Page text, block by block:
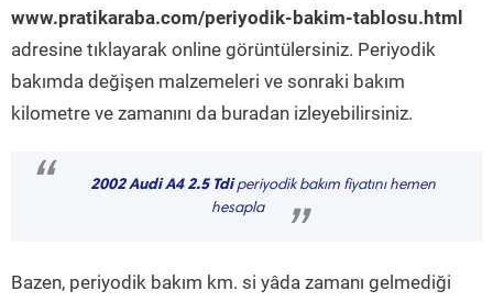
www.pratikaraba.com/periyodik-bakim-tablosu.html
adresine tıklayarak online görüntülersiniz. Periyodik
bakımda değişen malzemeleri ve sonraki bakım
kilometre ve zamanını da buradan izleyebilirsiniz.
“ 2002 Audi A4 2.5 Tdiperiyodik bakım fiyatını hemen
hesapla
”
Bazen, periyodik bakım km. si yâda zamanı gelmediği